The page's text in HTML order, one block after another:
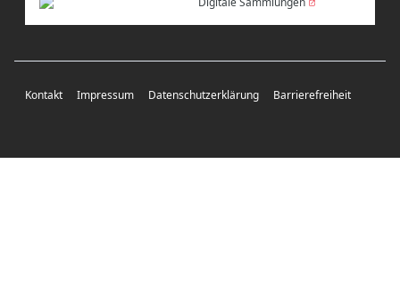
Kontakt Impressum Datenschutzerklärung Barrierefreiheit